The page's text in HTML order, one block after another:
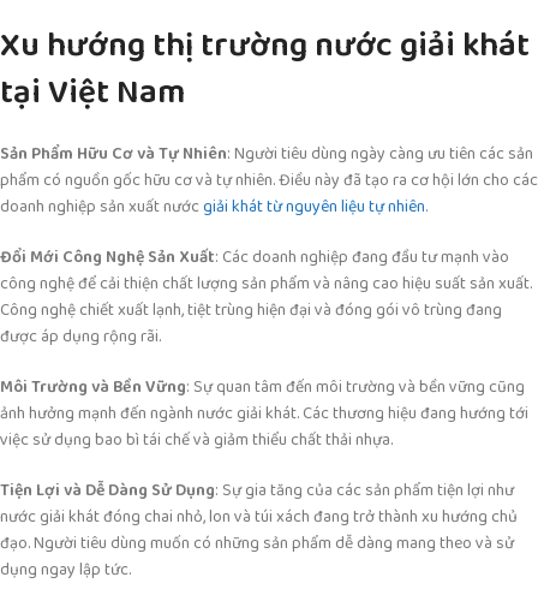
Xu hướng thị trường nước giải khát
tại Việt Nam
Sản Phẩm Hữu Cơ và Tự Nhiên: Người tiêu dùng ngày càng ưu tiên các sản
phẩm có nguồn gốc hữu cơ và tự nhiên. Điều này đã tạo ra cơ hội lớn cho các
doanh nghiệp sản xuất nướcgiải khát từ nguyên liệu tự nhiên.
Đổi Mới Công Nghệ Sản Xuất: Các doanh nghiệp đang đầu tư mạnh vào
công nghệ để cải thiện chất lượng sản phẩm và nâng cao hiệu suất sản xuất.
Công nghệ chiết xuất lạnh, tiệt trùng hiện đại và đóng gói vô trùng đang
được áp dụng rộng rãi.
Môi Trường và Bền Vững: Sự quan tâm đến môi trường và bền vững cũng
ảnh hưởng mạnh đến ngành nước giải khát. Các thương hiệu đang hướng tới
việc sử dụng bao bì tái chế và giảm thiểu chất thải nhựa.
Tiện Lợi và Dễ Dàng Sử Dụng: Sự gia tăng của các sản phẩm tiện lợi như
nước giải khát đóng chai nhỏ, lon và túi xách đang trở thành xu hướng chủ
đạo. Người tiêu dùng muốn có những sản phẩm dễ dàng mang theo và sử
dụng ngay lập tức.